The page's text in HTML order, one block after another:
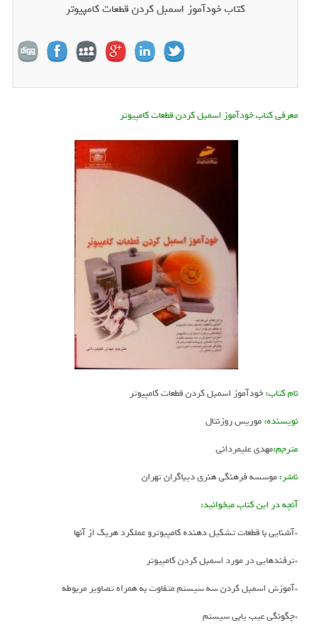
کتاب خودآموز اسمبل کردن قطعات کامپیوتر
معرفی کتاب خودآموز اسمبل کردن قطعات کامپیوتر
نام کتاب:خودآموز اسمبل کردن قطعات کامپیوتر
نویسنده:موریس روزنتال
مترجم:مهدی علیمردانی
ناشر:موسسه فرهنگی هنری دیباگران تهران
آنچه در این کتاب میخوانید:
*آشنایی با قطعات تشکیل دهنده کامپیوترو عملکرد هریک از آنها
*ترفندهایی در مورد اسمبل کردن کامپیوتر
*آموزش اسمبل کردن سه سیستم متفاوت به همراه تصاویر مربوطه
*چگونگی عیب یابی سیستم